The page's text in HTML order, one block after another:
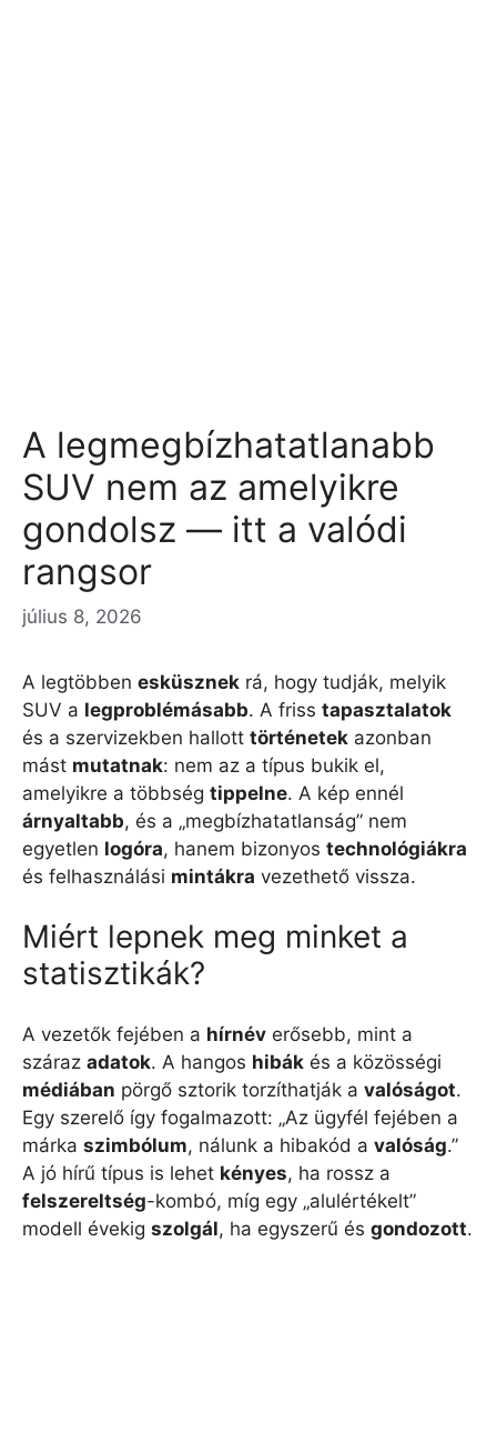
A legmegbízhatatlanabb
SUV nem az amelyikre
gondolsz — itt a valódi
rangsor
július 8, 2026
A legtöbben esküsznek rá, hogy tudják, melyik
SUV a legproblémásabb. A friss tapasztalatok
és a szervizekben hallott történetek azonban
mást mutatnak: nem az a típus bukik el,
amelyikre a többség tippelne. A kép ennél
árnyaltabb, és a „megbízhatatlanság” nem
egyetlen logóra, hanem bizonyos technológiákra
és felhasználási mintákra vezethető vissza.
Miért lepnek meg minket a
statisztikák?
A vezetők fejében a hírnév erősebb, mint a
száraz adatok. A hangos hibák és a közösségi
médiában pörgő sztorik torzíthatják a valóságot.
Egy szerelő így fogalmazott: „Az ügyfél fejében a
márka szimbólum, nálunk a hibakód a valóság.”
A jó hírű típus is lehet kényes, ha rossz a
felszereltség-kombó, míg egy „alulértékelt”
modell évekig szolgál, ha egyszerű és gondozott.